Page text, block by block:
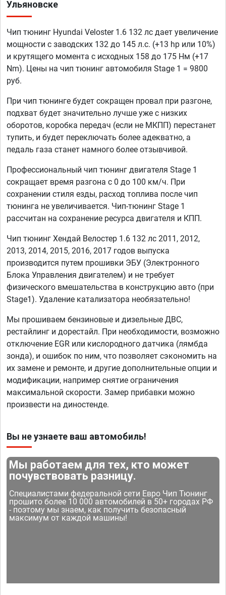
Ульяновске
Чип тюнинг Hyundai Veloster 1.6 132 лс дает увеличение
мощности с заводских 132 до 145 л.с. (+13 hp или 10%)
и крутящего момента с исходных 158 до 175 Нм (+17
Nm). Цены на чип тюнинг автомобиля Stage 1 = 9800
руб.
При чип тюнинге будет сокращен провал при разгоне,
подхват будет значительно лучше уже с низких
оборотов, коробка передач (если не МКПП) перестанет
тупить, и будет переключать более адекватно, а
педаль газа станет намного более отзывчивой.
Профессиональный чип тюнинг двигателя Stage 1
сокращает время разгона с 0 до 100 км/ч. При
сохранении стиля езды, расход топлива после чип
тюнинга не увеличивается. Чип-тюнинг Stage 1
рассчитан на сохранение ресурса двигателя и КПП.
Чип тюнинг Хендай Велостер 1.6 132 лс 2011, 2012,
2013, 2014, 2015, 2016, 2017 годов выпуска
производится путем прошивки ЭБУ (Электронного
Блока Управления двигателем) и не требует
физического вмешательства в конструкцию авто (при
Stage1). Удаление катализатора необязательно!
Мы прошиваем бензиновые и дизельные ДВС,
рестайлинг и дорестайл. При необходимости, возможно
отключение EGR или кислородного датчика (лямбда
зонда), и ошибок по ним, что позволяет сэкономить на
их замене и ремонте, и другие дополнительные опции и
модификации, например снятие ограничения
максимальной скорости. Замер прибавки можно
произвести на диностенде.
Вы не узнаете ваш автомобиль!
Мы работаем для тех, кто может
почувствовать разницу.
Специалистами федеральной сети Евро Чип Тюнинг
прошито более 10 000 автомобилей в 50+ городах РФ
- поэтому мы знаем, как получить безопасный
максимум от каждой машины!